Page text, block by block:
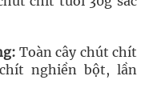
Toàn cây chút chít
nghiền bột, lần